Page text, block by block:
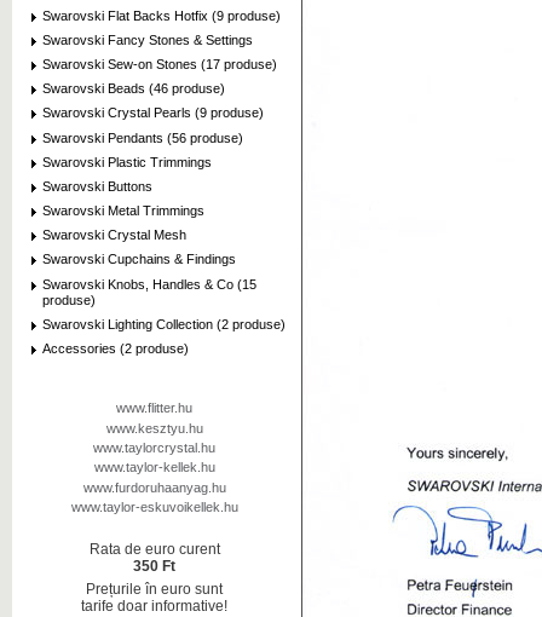
Swarovski Flat Backs Hotfix (9 produse)
Swarovski Fancy Stones & Settings
Swarovski Sew-on Stones (17 produse)
Swarovski Beads (46 produse)
Swarovski Crystal Pearls (9 produse)
Swarovski Pendants (56 produse)
Swarovski Plastic Trimmings
Swarovski Buttons
Swarovski Metal Trimmings
Swarovski Crystal Mesh
Swarovski Cupchains & Findings
Swarovski Knobs, Handles & Co (15
produse)
Swarovski Lighting Collection (2 produse)
Accessories (2 produse)
www.flitter.hu
www.kesztyu.hu
www.taylorcrystal.hu
www.taylor-kellek.hu
www.furdoruhaanyag.hu
www.taylor-eskuvoikellek.hu
Rata de euro curent
350 Ft
Prețurile în euro sunt
tarife doar informative!